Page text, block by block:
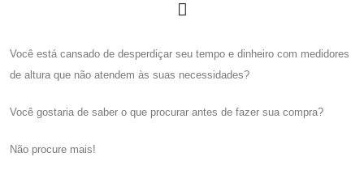
Você está cansado de desperdiçar seu tempo e dinheiro com medidores
de altura que não atendem às suas necessidades?
Você gostaria de saber o que procurar antes de fazer sua compra?
Não procure mais!